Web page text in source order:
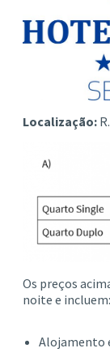
Localização:
Os preços
noite e incluem:
Alojamento